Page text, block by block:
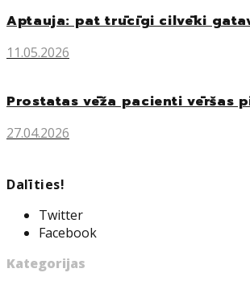
Aptauja: pat trūcīgi cilvēki
11.05.2026
Prostatas vēža pacienti vēršas
27.04.2026
Dalīties!
Twitter
Facebook
Kategorijas